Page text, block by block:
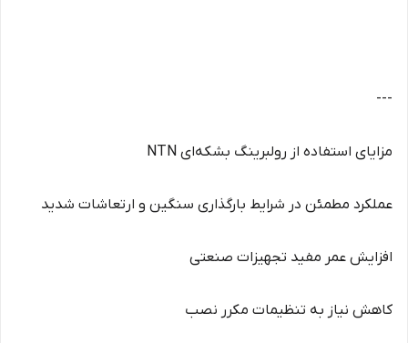
---
مزایای استفاده از رولبرینگ بشکه‌ای NTN
عملکرد مطمئن در شرایط بارگذاری سنگین و ارتعاشات شدید
افزایش عمر مفید تجهیزات صنعتی
کاهش نیاز به تنظیمات مکرر نصب